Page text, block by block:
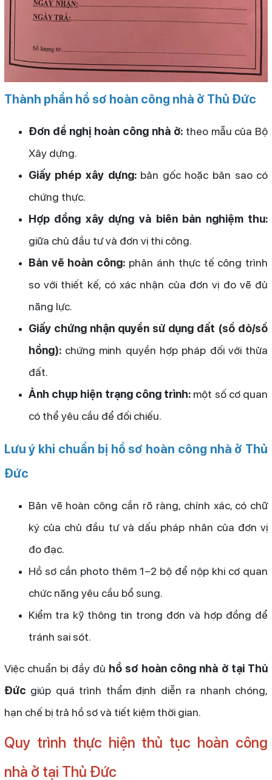
Thành phần hồ sơ hoàn công nhà ở Thủ Đức
Đơn đề nghị hoàn công nhà ở:theo mẫu của Bộ
Xây dựng.
Giấy phép xây dựng:bản gốc hoặc bản sao có
chứng thực.
Hợp đồng xây dựng và biên bản nghiệm thu:
giữa chủ đầu tư và đơn vị thi công.
Bản vẽ hoàn công: phản ánh thực tế công trình
so với thiết kế, có xác nhận của đơn vị đo vẽ đủ
năng lực.
Giấy chứng nhận quyền sử dụng đất (sổ đỏ/sổ
hồng):chứng minh quyền hợp pháp đối với thửa
đất.
Ảnh chụp hiện trạng công trình: một số cơ quan
có thể yêu cầu để đối chiếu.
Lưu ý khi chuẩn bị hồ sơ hoàn công nhà ở Thủ
Đức
Bản vẽ hoàn công cần rõ ràng, chính xác, có chữ
ký của chủ đầu tư và dấu pháp nhân của đơn vị
đo đạc.
Hồ sơ cần photo thêm 1–2 bộ để nộp khi cơ quan
chức năng yêu cầu bổ sung.
Kiểm tra kỹ thông tin trong đơn và hợp đồng để
tránh sai sót.
Việc chuẩn bị đầy đủ hồ sơ hoàn công nhà ở tại Thủ
Đức giúp quá trình thẩm định diễn ra nhanh chóng,
hạn chế bị trả hồ sơ và tiết kiệm thời gian.
Quy trình thực hiện thủ tục hoàn công
nhà ở tại Thủ Đức